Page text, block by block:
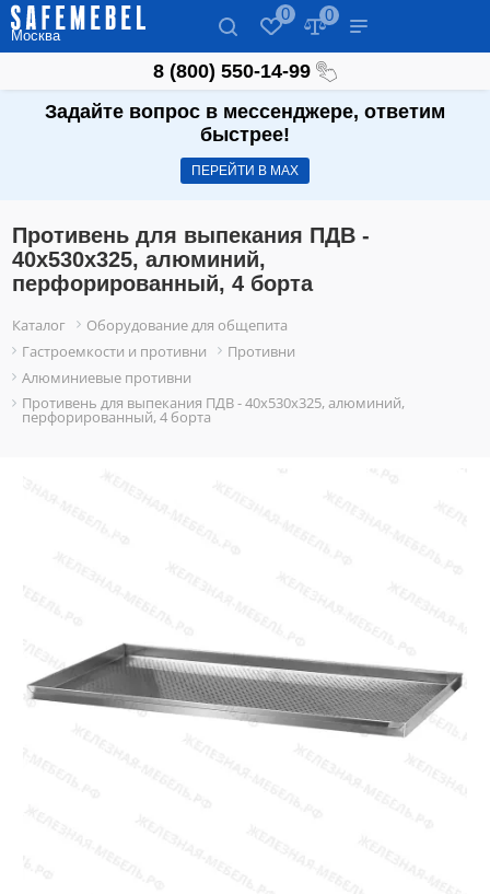
Москва
0 0
8 (800) 550-14-99
Задайте вопрос в мессенджере, ответим
быстрее!
ПЕРЕЙТИ В МАХ
Противень для выпекания ПДВ -
40х530х325, алюминий,
перфорированный, 4 борта
Каталог
Оборудование для общепита
Гастроемкости и противни
Противни
Алюминиевые противни
Противень для выпекания ПДВ - 40х530х325, алюминий,
перфорированный, 4 борта